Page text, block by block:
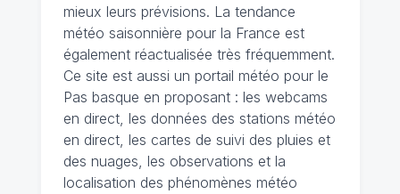
mieux leurs prévisions. La tendance
météo saisonnière pour la France est
également réactualisée très fréquemment.
Ce site est aussi un portail météo pour le
Pas basque en proposant : les webcams
en direct, les données des stations météo
en direct, les cartes de suivi des pluies et
des nuages, les observations et la
localisation des phénomènes météo